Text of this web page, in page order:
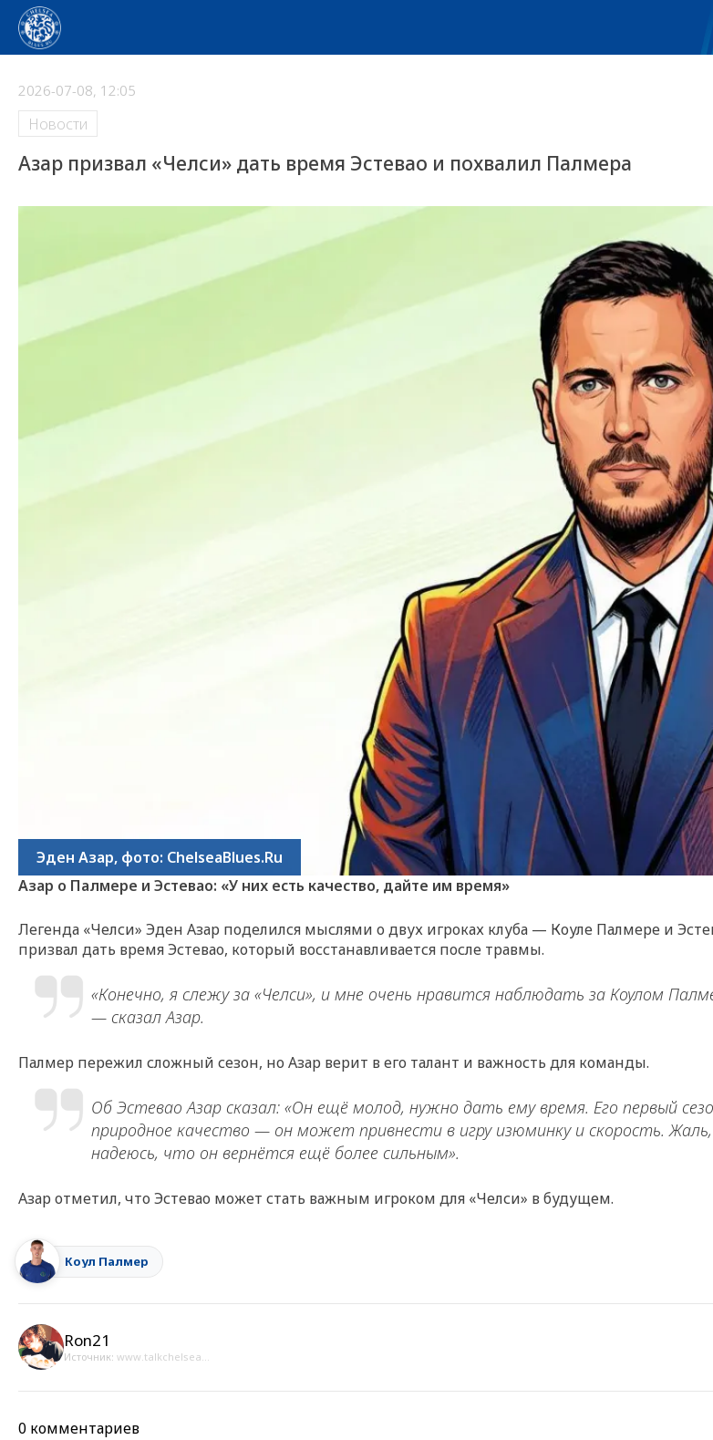
2026-07-08, 12:05
Новости
Азар призвал «Челси» дать время Эстевао и похвалил Палмера
Эден Азар, фото: ChelseaBlues.Ru
Азар о Палмере и Эстевао: «У них есть качество, дайте им время»
Легенда «Челси» Эден Азар поделился мыслями о двух игроках клуба — Коуле Палмере и
призвал дать время Эстевао, который восстанавливается после травмы.
«Конечно, я слежу за «Челси», и мне очень нравится наблюдать за Коулом
— сказал Азар.
Палмер пережил сложный сезон, но Азар верит в его талант и важность для команды.
Об Эстевао Азар сказал: «Он ещё молод, нужно дать ему время. Его первый
природное качество — он может привнести в игру изюминку и скорость.
надеюсь, что он вернётся ещё более сильным».
Азар отметил, что Эстевао может стать важным игроком для «Челси» в будущем.
Коул Палмер
Ron21
Источник: www.talkchelsea...
0 комментариев